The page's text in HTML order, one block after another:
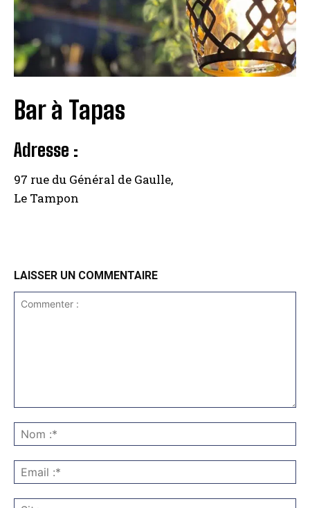
Bar à Tapas
Adresse :
97 rue du Général de Gaulle,
Le Tampon
LAISSER UN COMMENTAIRE
:*
:*